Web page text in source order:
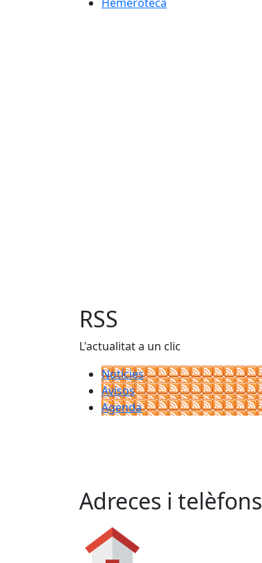
RSS
L'actualitat a un clic
Notícies
Avisos
Agenda
Adreces i telèfons